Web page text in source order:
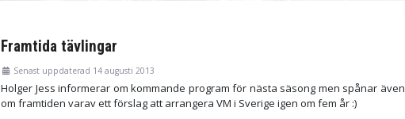
Framtida tävlingar
Senast uppdaterad 14 augusti 2013
Holger Jess informerar om kommande program för nästa säsong men spånar även
om framtiden varav ett förslag att arrangera VM i Sverige igen om fem år :)